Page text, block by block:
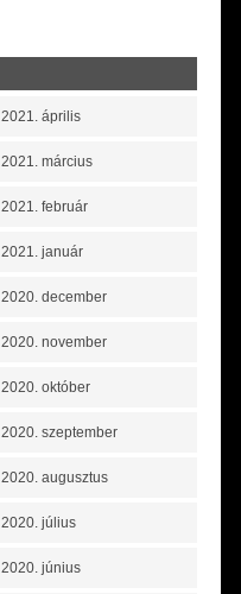
2021. április
2021. március
2021. február
2021. január
2020. december
2020. november
2020. október
2020. szeptember
2020. augusztus
2020. július
2020. június